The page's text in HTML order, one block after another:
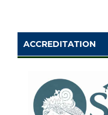
ACCREDITATION